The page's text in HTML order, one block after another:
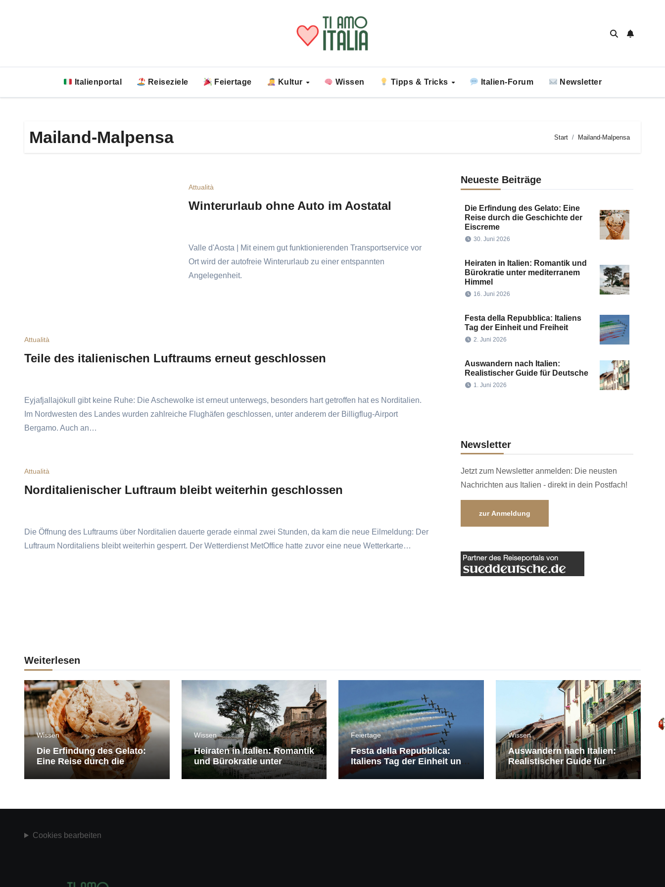
Italienportal Reiseziele Feiertage Kultur Wissen Tipps & Tricks Italien-Forum Newsletter
Mailand-Malpensa Start Mailand-Malpensa
Attualità
Winterurlaub ohne Auto im Aostatal
Valle d'Aosta | Mit einem gut funktionierenden Transportservice vor
Ort wird der autofreie Winterurlaub zu einer entspannten
Angelegenheit.
Attualità
Teile des italienischen Luftraums erneut geschlossen
Eyjafjallajökull gibt keine Ruhe: Die Aschewolke ist erneut unterwegs, besonders hart getroffen hat es Norditalien.
Im Nordwesten des Landes wurden zahlreiche Flughäfen geschlossen, unter anderem der Billigflug-Airport
Bergamo. Auch an…
Attualità
Norditalienischer Luftraum bleibt weiterhin geschlossen
Die Öffnung des Luftraums über Norditalien dauerte gerade einmal zwei Stunden, da kam die neue Eilmeldung: Der
Luftraum Norditaliens bleibt weiterhin gesperrt. Der Wetterdienst MetOffice hatte zuvor eine neue Wetterkarte…
Neueste Beiträge
Die Erfindung des Gelato: Eine
Reise durch die Geschichte der
Eiscreme
30. Juni 2026
Heiraten in Italien: Romantik und
Bürokratie unter mediterranem
Himmel
16. Juni 2026
Festa della Repubblica: Italiens
Tag der Einheit und Freiheit
2. Juni 2026
Auswandern nach Italien:
Realistischer Guide für Deutsche
1. Juni 2026
Newsletter
Jetzt zum Newsletter anmelden: Die neusten
Nachrichten aus Italien - direkt in dein Postfach!
zur Anmeldung
Weiterlesen
Wissen
Die Erfindung des Gelato:
Eine Reise durch die
Geschichte der Eiscreme
Wissen
Heiraten in Italien: Romantik
und Bürokratie unter
mediterranem Himmel
Feiertage
Festa della Repubblica:
Italiens Tag der Einheit und
Freiheit
Wissen
Auswandern nach Italien:
Realistischer Guide für
Deutsche
Cookies bearbeiten